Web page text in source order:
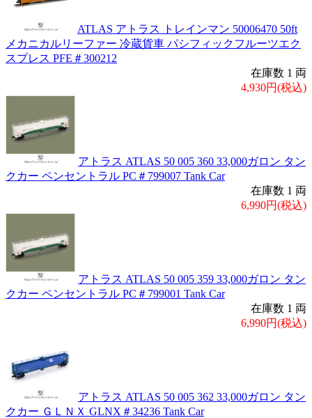
ATLAS アトラス トレインマン 50006470 50ft
メカニカルリーファー 冷蔵貨車 パシフィックフルーツエク
スプレス PFE＃300212
在庫数 1 両
4,930円(税込)
アトラス ATLAS 50 005 360 33,000ガロン タン
クカー ペンセントラル PC＃799007 Tank Car
在庫数 1 両
6,990円(税込)
アトラス ATLAS 50 005 359 33,000ガロン タン
クカー ペンセントラル PC＃799001 Tank Car
在庫数 1 両
6,990円(税込)
アトラス ATLAS 50 005 362 33,000ガロン タン
クカー ＧＬＮＸ GLNX＃34236 Tank Car